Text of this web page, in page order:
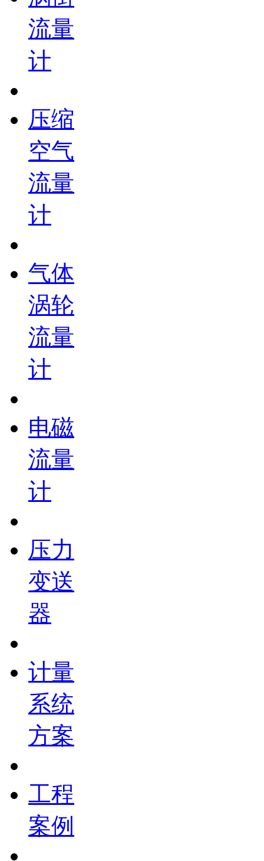
流量
计
压缩
空气
流量
计
气体
涡轮
流量
计
电磁
流量
计
压力
变送
器
计量
系统
方案
工程
案例